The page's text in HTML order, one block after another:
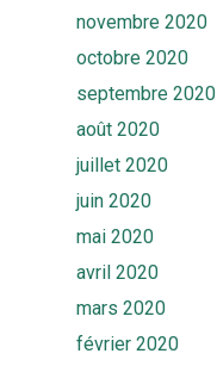
novembre 2020
octobre 2020
septembre 2020
août 2020
juillet 2020
juin 2020
mai 2020
avril 2020
mars 2020
février 2020